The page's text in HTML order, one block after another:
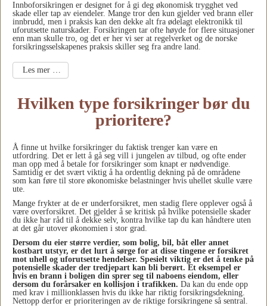
Innboforsikringen er designet for å gi deg økonomisk trygghet ved
skade eller tap av eiendeler. Mange tror den kun gjelder ved brann eller
innbrudd, men i praksis kan den dekke alt fra ødelagt elektronikk til
uforutsette naturskader. Forsikringen tar ofte høyde for flere situasjoner
enn man skulle tro, og det er her vi ser at regelverket og de norske
forsikringsselskapenes praksis skiller seg fra andre land.
Les mer …
Hvilken type forsikringer bør du
prioritere?
Å finne ut hvilke forsikringer du faktisk trenger kan være en
utfordring. Det er lett å gå seg vill i jungelen av tilbud, og ofte ender
man opp med å betale for forsikringer som knapt er nødvendige.
Samtidig er det svært viktig å ha ordentlig dekning på de områdene
som kan føre til store økonomiske belastninger hvis uhellet skulle være
ute.
Mange frykter at de er underforsikret, men stadig flere opplever også å
være overforsikret. Det gjelder å se kritisk på hvilke potensielle skader
du ikke har råd til å dekke selv, kontra hvilke tap du kan håndtere uten
at det går utover økonomien i stor grad.
Dersom du eier større verdier, som bolig, bil, båt eller annet
kostbart utstyr, er det lurt å sørge for at disse tingene er forsikret
mot uhell og uforutsette hendelser. Spesielt viktig er det å tenke på
potensielle skader der tredjepart kan bli berørt. Et eksempel er
hvis en brann i boligen din sprer seg til naboens eiendom, eller
dersom du forårsaker en kollisjon i trafikken. Da kan du ende opp
med krav i millionklassen hvis du ikke har riktig forsikringsdekning.
Nettopp derfor er prioriteringen av de riktige forsikringene så sentral.